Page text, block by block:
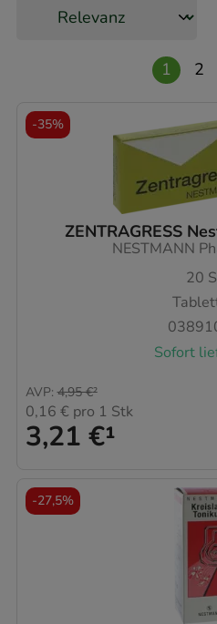
1 2
ZENTRAGRESS
NESTMANN
20
Sofort
3,21 €¹
AVP: 4,95 €²
0,16 € pro 1 Stk
-35%
-27,5%